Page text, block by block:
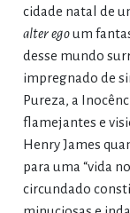
cidade natal de
alter egoum
desse mundo
impregnado de
Pureza, a
flamejantes e
Henry James
para uma “vida
circundado